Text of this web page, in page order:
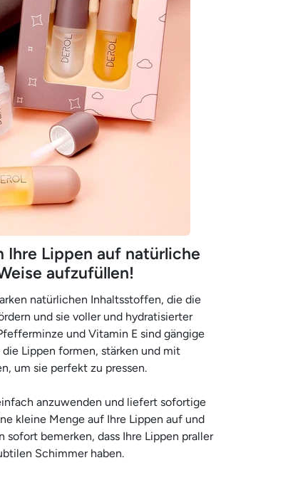
Ihre Lippen auf natürliche
aufzufüllen!
natürlichen Inhaltsstoffen, die die
und sie voller und hydratisierter
und Vitamin E sind gängige
Lippen formen, stärken und mit
um sie perfekt zu pressen.
anzuwenden und liefert sofortige
kleine Menge auf Ihre Lippen auf und
sofort bemerken, dass Ihre Lippen praller
Schimmer haben.